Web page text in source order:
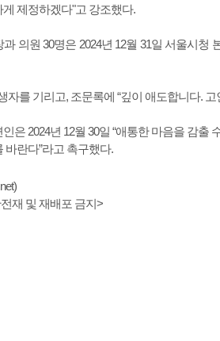
제정하겠다"고 강조했다.
의원 30명은 2024년 12월 31일 서울시
자를 기리고, 조문록에 “깊이 애도합니다.
은 2024년 12월 30일 “애통한 마음을 감출
란다”라고 촉구했다.
)
재 및 재배포 금지>